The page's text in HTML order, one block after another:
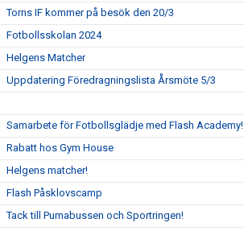
Torns IF kommer på besök den 20/3
Fotbollsskolan 2024
Helgens Matcher
Uppdatering Föredragningslista Årsmöte 5/3
Samarbete för Fotbollsglädje med Flash Academy!
Rabatt hos Gym House
Helgens matcher!
Flash Påsklovscamp
Tack till Pumabussen och Sportringen!